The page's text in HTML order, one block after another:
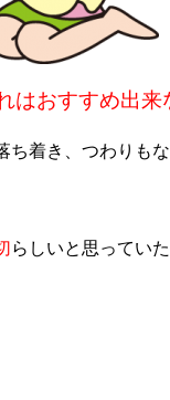
はおすすめ出来
着き、つわりもな
らしいと思ってい